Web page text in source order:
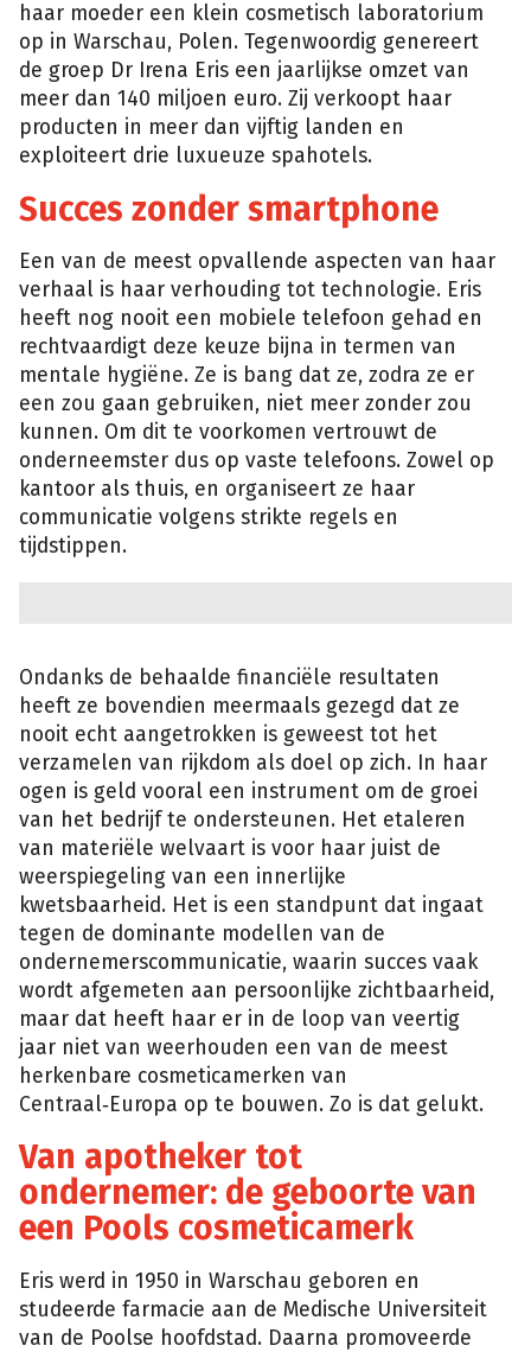
haar moeder een klein cosmetisch laboratorium
op in Warschau, Polen. Tegenwoordig genereert
de groep Dr Irena Eris een jaarlijkse omzet van
meer dan 140 miljoen euro. Zij verkoopt haar
producten in meer dan vijftig landen en
exploiteert drie luxueuze spa­hotels.
Succes zonder smartphone
Een van de meest opvallende aspecten van haar
verhaal is haar verhouding tot technologie. Eris
heeft nog nooit een mobiele telefoon gehad en
rechtvaardigt deze keuze bijna in termen van
mentale hygiëne. Ze is bang dat ze, zodra ze er
een zou gaan gebruiken, niet meer zonder zou
kunnen. Om dit te voorkomen vertrouwt de
onderneemster dus op vaste telefoons. Zowel op
kantoor als thuis, en organiseert ze haar
communicatie volgens strikte regels en
tijdstippen.
Ondanks de behaalde financiële resultaten
heeft ze bovendien meermaals gezegd dat ze
nooit echt aangetrokken is geweest tot het
verzamelen van rijkdom als doel op zich. In haar
ogen is geld vooral een instrument om de groei
van het bedrijf te ondersteunen. Het etaleren
van materiële welvaart is voor haar juist de
weerspiegeling van een innerlijke
kwetsbaarheid. Het is een standpunt dat ingaat
tegen de dominante modellen van de
ondernemerscommunicatie, waarin succes vaak
wordt afgemeten aan persoonlijke zichtbaarheid,
maar dat heeft haar er in de loop van veertig
jaar niet van weerhouden een van de meest
herkenbare cosmeticamerken van
Centraal‑Europa op te bouwen. Zo is dat gelukt.
Van apotheker tot
ondernemer: de geboorte van
een Pools cosmeticamerk
Eris werd in 1950 in Warschau geboren en
studeerde farmacie aan de Medische Universiteit
van de Poolse hoofdstad. Daarna promoveerde